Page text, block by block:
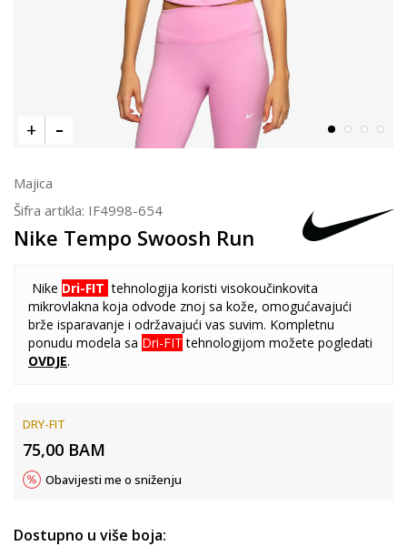
Majica
Šifra artikla: IF4998-654
Nike Tempo Swoosh Run
Nike Dri-FIT tehnologija koristi visokoučinkovita
mikrovlakna koja odvode znoj sa kože, omogućavajući
brže isparavanje i održavajući vas suvim. Kompletnu
ponudu modela sa Dri-FIT tehnologijom možete pogledati
OVDJE.
DRY-FIT
75,00 BAM
Obavijesti me o sniženju
Dostupno u više boja: